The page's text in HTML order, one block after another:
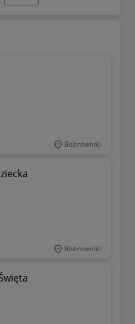
Bobrowniki
Bobrowniki